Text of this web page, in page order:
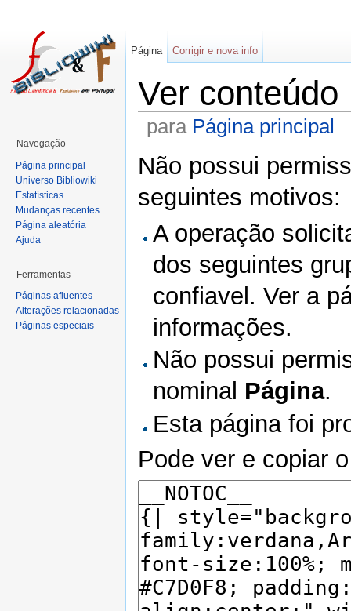
Ver conteúdo
para Página principal
Não possui
seguintes motivos:
A operação
dos seguintes
confiavel. Ver a
informações.
Não possui
nominal Página.
Esta página foi
Pode ver e copiar
Página Corrigir e nova info
Navegação
Página principal
Universo Bibliowiki
Estatísticas
Mudanças recentes
Página aleatória
Ajuda
Ferramentas
Páginas afluentes
Alterações relacionadas
Páginas especiais